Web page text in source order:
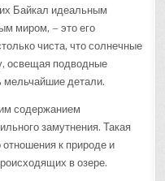
Байкал идеальным
миром, – это его
чиста, что солнечные
освещая подводные
детали.
содержанием
замутнения. Такая
отношения к природе и
в озере.